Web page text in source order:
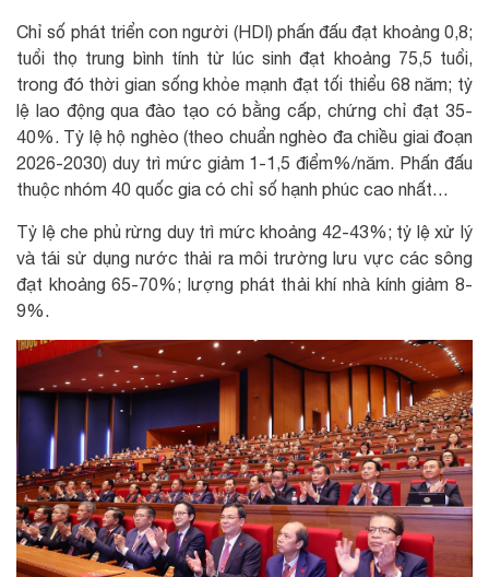
Chỉ số phát triển con người (HDI) phấn đấu đạt khoảng 0,8;
tuổi thọ trung bình tính từ lúc sinh đạt khoảng 75,5 tuổi,
trong đó thời gian sống khỏe mạnh đạt tối thiểu 68 năm; tỷ
lệ lao động qua đào tạo có bằng cấp, chứng chỉ đạt 35-
40%. Tỷ lệ hộ nghèo (theo chuẩn nghèo đa chiều giai đoạn
2026-2030) duy trì mức giảm 1-1,5 điểm%/năm. Phấn đấu
thuộc nhóm 40 quốc gia có chỉ số hạnh phúc cao nhất…
Tỷ lệ che phủ rừng duy trì mức khoảng 42-43%; tỷ lệ xử lý
và tái sử dụng nước thải ra môi trường lưu vực các sông
đạt khoảng 65-70%; lượng phát thải khí nhà kính giảm 8-
9%.